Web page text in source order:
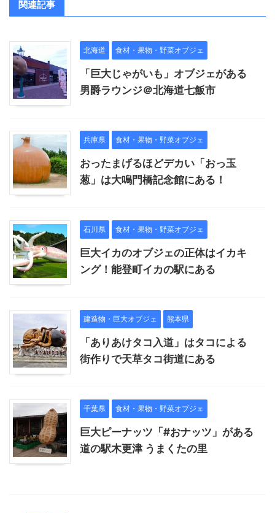
関連記事
北海道 食材・果物・野菜オブジェ
「巨大じゃがいも」オブジェがある
男爵ラウンジ＠北海道七飯市
兵庫県 食材・果物・野菜オブジェ
おったまげるほどデカい「おっ玉
葱」は大鳴門橋記念館にある！
石川県 食材・果物・野菜オブジェ
巨大イカのオブジェの正体はイカキ
ング！能登町イカの駅にある
建造物・巨大オブジェ 熊本県
「ありあけタコ入道」はタコによる
街作りで天草タコ街道にある
千葉県 食材・果物・野菜オブジェ
巨大ピーナッツ「#おナッツ」がある
道の駅木更津 うまくたの里